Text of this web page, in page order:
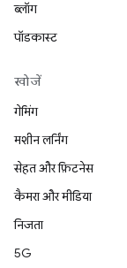
ब्लॉग
पॉडकास्ट
खोजें
गेमिंग
मशीन लर्निंग
सेहत और फ़िटनेस
कैमरा और मीडिया
निजता
5G